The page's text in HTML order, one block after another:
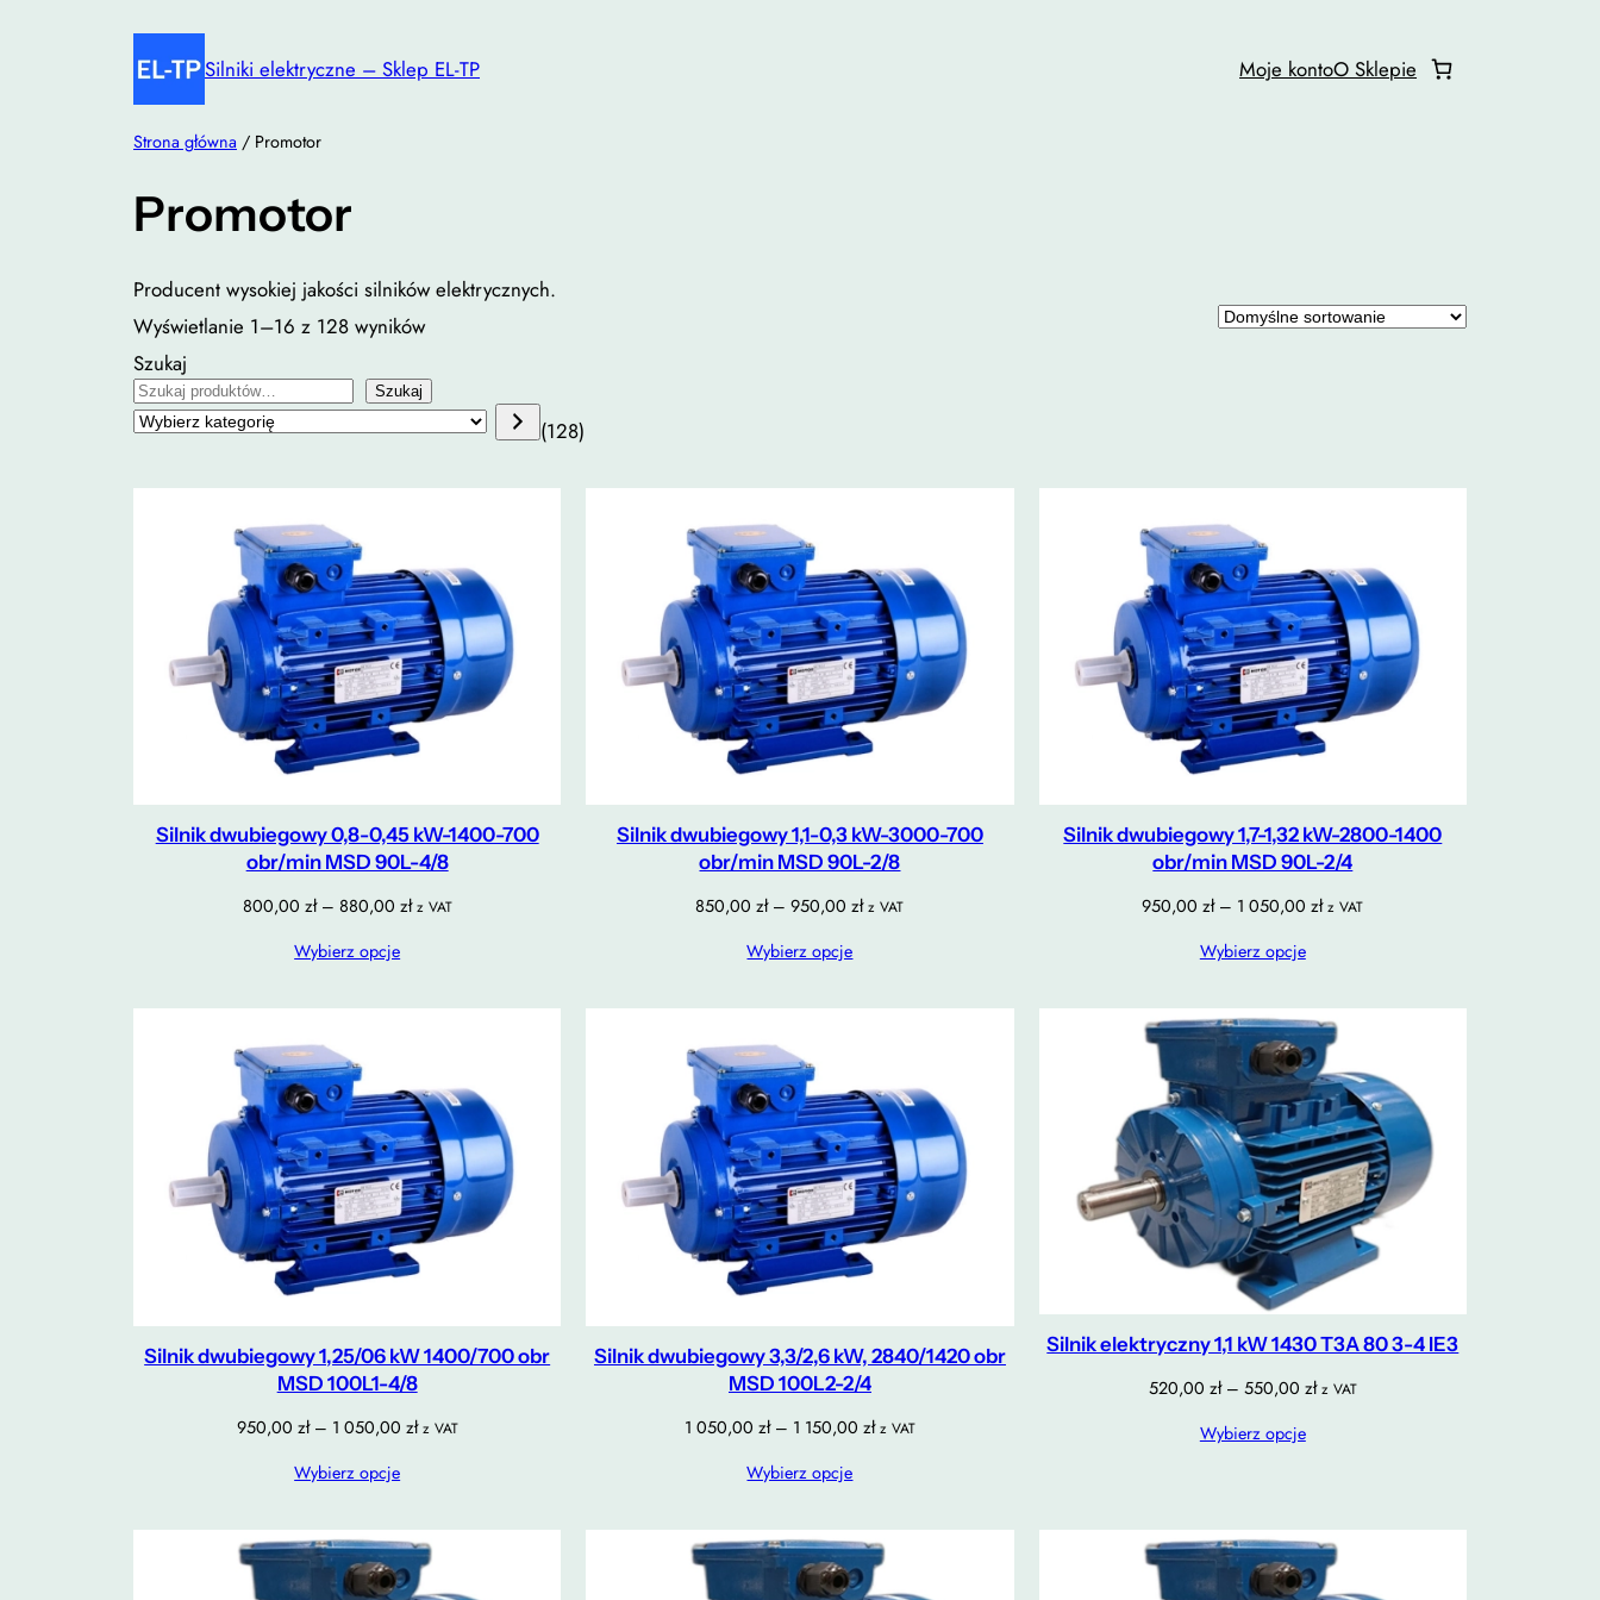
Silniki elektryczne – Sklep EL-TP Moje kontoO Sklepie
Strona główna / Promotor
Promotor
Producent wysokiej jakości silników elektrycznych.
Wyświetlanie 1–16 z 128 wyników
Szukaj
Szukaj
Wybierz
(128)
Silnik dwubiegowy 0,8-0,45 kW-1400-700
obr/min MSD 90L-4/8
800,00 zł – 880,00 złZakres
do
z VAT
Wybierz opcje
Silnik dwubiegowy 1,1-0,3 kW-3000-700
obr/min MSD 90L-2/8
850,00zł – 950,00złZakres
do
z VAT
Wybierz opcje
Silnik dwubiegowy 1,7-1,32 kW-2800-1400
obr/min MSD 90L-2/4
950,00zł – 1 050,00złZakres
do
1
050,00 zł
z VAT
Wybierz opcje
Silnik dwubiegowy 1,25/06 kW 1400/700 obr
MSD 100L1-4/8
950,00 zł – 1 050,00 złZakres
do
1
050,00 zł
z VAT
Wybierz opcje
Silnik dwubiegowy 3,3/2,6 kW, 2840/1420 obr
MSD 100L2-2/4
1 050,00 zł – 1 150,00 złZakres
050,00 zł
do
1
z VAT
Wybierz opcje
Silnik elektryczny 1,1 kW 1430 T3A 80 3-4 IE3
520,00 zł – 550,00 złZakres
z VAT
Wybierz opcje